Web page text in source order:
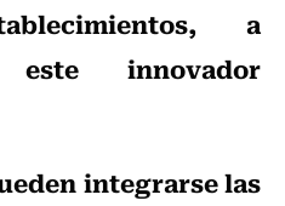
a
innovador
integrarse las